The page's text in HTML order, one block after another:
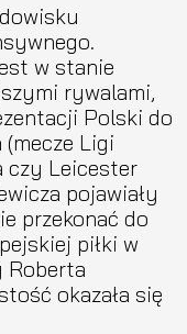
w stanie
rywalami,
Polski do
(mecze Ligi
czy Leicester
pojawiały
przekonać do
piłki w
Roberta
okazała się